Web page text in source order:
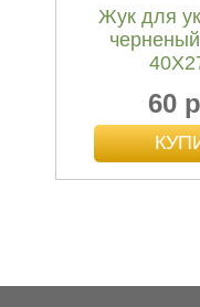
Жук для
60